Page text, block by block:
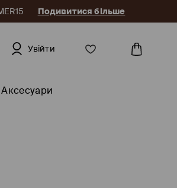
Подивитися більше
Увійти
Аксесуари